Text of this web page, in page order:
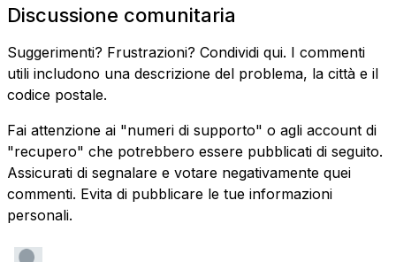
Discussione comunitaria
Suggerimenti? Frustrazioni? Condividi qui. I commenti
utili includono una descrizione del problema, la città e il
codice postale.
Fai attenzione ai "numeri di supporto" o agli account di
"recupero" che potrebbero essere pubblicati di seguito.
Assicurati di segnalare e votare negativamente quei
commenti. Evita di pubblicare le tue informazioni
personali.